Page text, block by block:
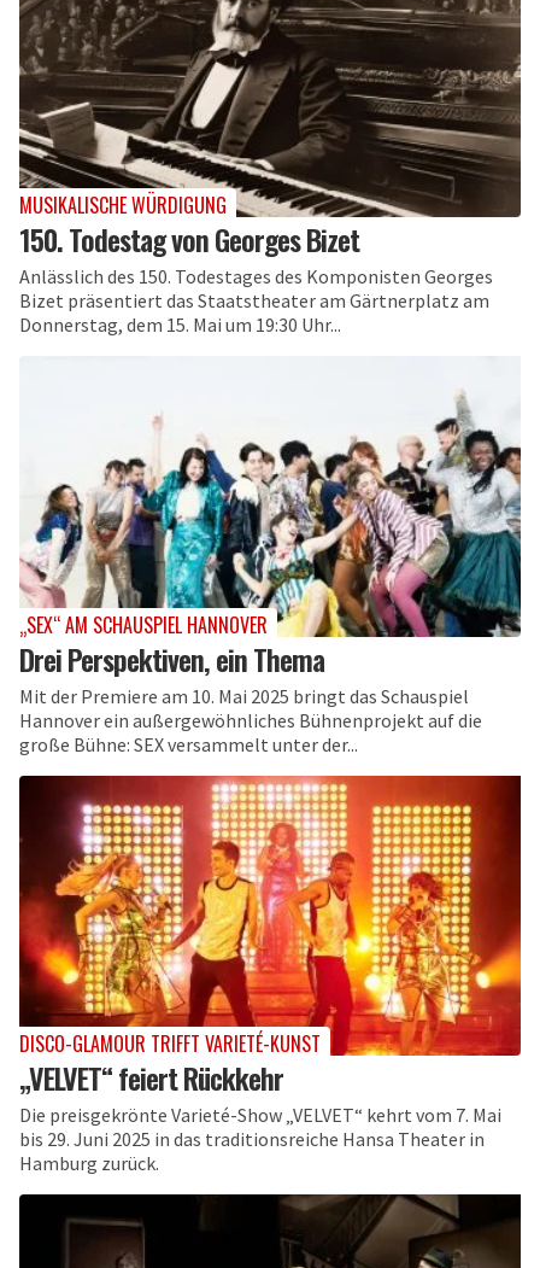
MUSIKALISCHE WÜRDIGUNG
150. Todestag von Georges Bizet
Anlässlich des 150. Todestages des Komponisten Georges
Bizet präsentiert das Staatstheater am Gärtnerplatz am
Donnerstag, dem 15. Mai um 19:30 Uhr...
„SEX“ AM SCHAUSPIEL HANNOVER
Drei Perspektiven, ein Thema
Mit der Premiere am 10. Mai 2025 bringt das Schauspiel
Hannover ein außergewöhnliches Bühnenprojekt auf die
große Bühne: SEX versammelt unter der...
DISCO-GLAMOUR TRIFFT VARIETÉ-KUNST
„VELVET“ feiert Rückkehr
Die preisgekrönte Varieté-Show „VELVET“ kehrt vom 7. Mai
bis 29. Juni 2025 in das traditionsreiche Hansa Theater in
Hamburg zurück.